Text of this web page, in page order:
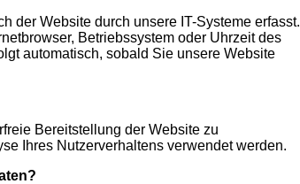
der Website durch unsere IT-Systeme erfasst.
Betriebssystem oder Uhrzeit des
automatisch, sobald Sie unsere Website
Bereitstellung der Website zu
Ihres Nutzerverhaltens verwendet werden.